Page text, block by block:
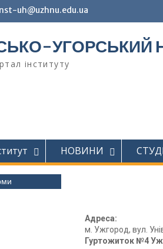
uh@uzhnu.edu.ua
УГОРСЬКИЙ
інституту
НОВИНИ
Адреса:
м. Ужгород, вул.
Гуртожиток №4